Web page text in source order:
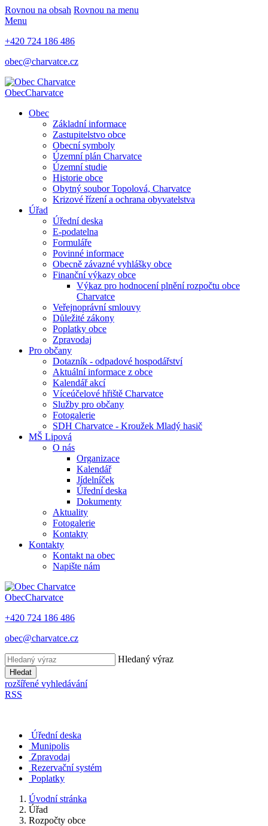
Rovnou na obsah Rovnou na menu
Menu
+420 724 186 486
obec@charvatce.cz
ObecCharvatce
Obec
Základní informace
Zastupitelstvo obce
Obecní symboly
Územní plán Charvatce
Územní studie
Historie obce
Obytný soubor Topolová, Charvatce
Krizové řízení a ochrana obyvatelstva
Úřad
Úřední deska
E-podatelna
Formuláře
Povinné informace
Obecně závazné vyhlášky obce
Finanční výkazy obce
Výkaz pro hodnocení plnění rozpočtu obce
Charvatce
Veřejnoprávní smlouvy
Důležité zákony
Poplatky obce
Zpravodaj
Pro občany
Dotazník - odpadové hospodářství
Aktuální informace z obce
Kalendář akcí
Víceúčelové hřiště Charvatce
Služby pro občany
Fotogalerie
SDH Charvatce - Kroužek Mladý hasič
MŠ Lipová
O nás
Organizace
Kalendář
Jídelníček
Úřední deska
Dokumenty
Aktuality
Fotogalerie
Kontakty
Kontakty
Kontakt na obec
Napište nám
ObecCharvatce
+420 724 186 486
obec@charvatce.cz
Hledaný výraz
Hledat
rozšířené vyhledávání
RSS
Úřední deska
Munipolis
Zpravodaj
Rezervační systém
Poplatky
Úvodní stránka
Úřad
Rozpočty obce